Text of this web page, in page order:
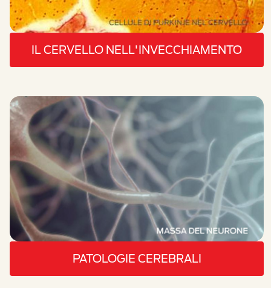
IL CERVELLO NELL'INVECCHIAMENTO
PATOLOGIE CEREBRALI